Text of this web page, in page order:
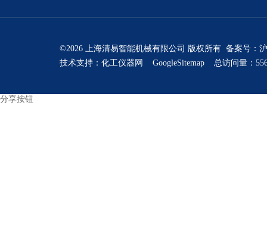
©2026 上海清易智能机械有限公司 版权所有 备案号：
技术支持： 化工仪器网 GoogleSitemap 总访问量：
分享按钮